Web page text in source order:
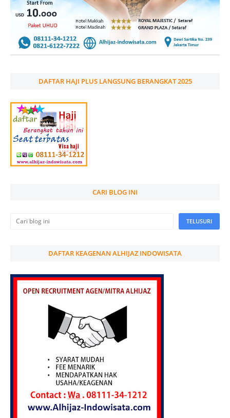
DAFTAR HAJI PLUS LANGSUNG BERANGKAT 2025
CARI BLOG INI
DAFTAR KEAGENAN ALHIJAZ INDOWISATA